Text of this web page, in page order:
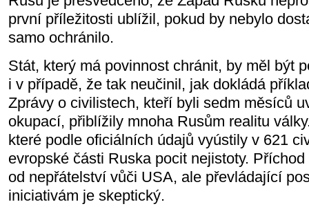
první příležitosti ublížil, pokud by nebylo
samo ochránilo.
Stát, který má povinnost chránit, by měl být
i v případě, že tak neučinil, jak dokládá
Zprávy o civilistech, kteří byli sedm měsíců
okupací, přiblížily mnoha Rusům realitu
které podle oficiálních údajů vyústily v 621
evropské části Ruska pocit nejistoty.
od nepřátelství vůči USA, ale převládající
iniciativám je skeptický.